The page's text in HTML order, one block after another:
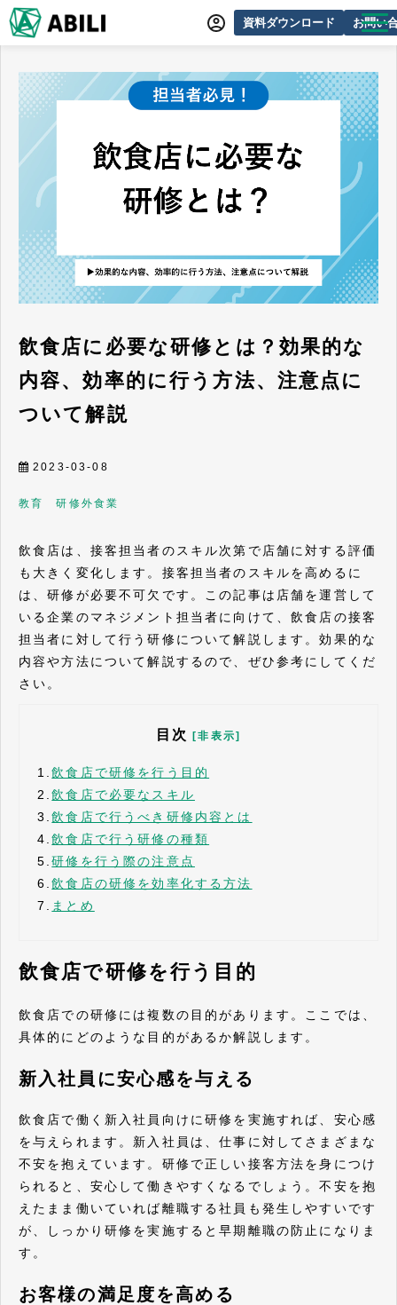
資料ダウンロード お問い
サービス一覧
導入事例
動画制作事例
できるをふやす研究所
飲食店に必要な研修とは？効果的な
内容、効率的に行う方法、注意点に
ついて解説
2023-03-08
教育 研修外食業
飲食店は、接客担当者のスキル次第で店舗に対する評価
も大きく変化します。接客担当者のスキルを高めるに
は、研修が必要不可欠です。この記事は店舗を運営して
いる企業のマネジメント担当者に向けて、飲食店の接客
担当者に対して行う研修について解説します。効果的な
内容や方法について解説するので、ぜひ参考にしてくだ
さい。
目次 [非表示]
1.飲食店で研修を行う目的
2.飲食店で必要なスキル
3.飲食店で行うべき研修内容とは
4.飲食店で行う研修の種類
5.研修を行う際の注意点
6.飲食店の研修を効率化する方法
7.
まとめ
飲食店で研修を行う目的
飲食店での研修には複数の目的があります。ここでは、
具体的にどのような目的があるか解説します。
新入社員に安心感を与える
飲食店で働く新入社員向けに研修を実施すれば、安心感
を与えられます。新入社員は、仕事に対してさまざまな
不安を抱えています。研修で正しい接客方法を身につけ
られると、安心して働きやすくなるでしょう。不安を抱
えたまま働いていれば離職する社員も発生しやすいです
が、しっかり研修を実施すると早期離職の防止になりま
す。
お客様の満足度を高める